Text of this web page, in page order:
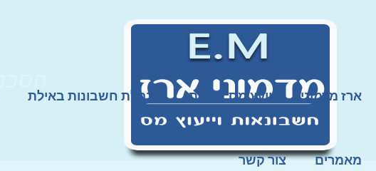
ארז מדמוני יועץ מס באילת הנהלת חשבונות באילת
מאמרים צור קשר